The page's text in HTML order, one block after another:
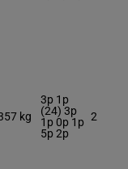
57 kg
3p 1p
(24) 3p
1p 0p 1p
5p 2p
2